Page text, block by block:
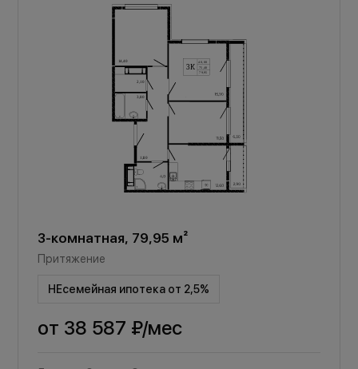
3-комнатная, 79,95 м²
Притяжение
НЕсемейная ипотека от 2,5%
от 38 587 ₽/мес